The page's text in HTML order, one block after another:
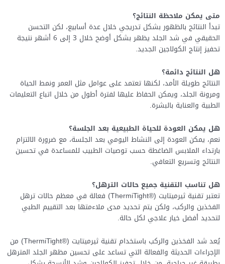
متى يمكن ملاحظة النتائج؟
تبدأ النتائج بالظهور بشكل تدريجي خلال عدة أسابيع، لكن التحسن
الحقيقي في شد الجلد يظهر بشكل أوضح خلال 3 إلى 6 أشهر نتيجة
تحفيز إنتاج الكولاجين الجديد.
هل النتائج دائمة؟
النتائج طويلة الأمد، لكنها تعتمد على عوامل مثل العمر ونمط الحياة
ومرونة الجلد، ويمكن الحفاظ عليها لفترة أطول من خلال اتباع التعليمات
الطبية والعناية بالبشرة.
هل يمكن العودة للحياة الطبيعية بعد الجلسة؟
نعم، يمكن العودة إلى النشاط اليومي بعد الجلسة، مع ضرورة الالتزام
بارتداء الملابس الضاغطة حسب توصيات الطبيب للمساعدة في تحسين
النتائج وتسريع التعافي.
هل تناسب التقنية جميع حالات الترهل؟
تعتبر تقنية ثيرميتايت (®ThermiTight) فعالة في معظم حالات ترهل
الفخذين والركب، ولكن يتم تحديد مدى ملاءمتها بعد التقييم الطبي
لتحديد أفضل خيار علاجي لكل حالة.
يُعد شد الفخذين والركب باستخدام تقنية ثيرميتايت (®ThermiTight) من
الإجراءات الحديثة والفعالة التي تساعد على تحسين مظهر الجلد المترهل